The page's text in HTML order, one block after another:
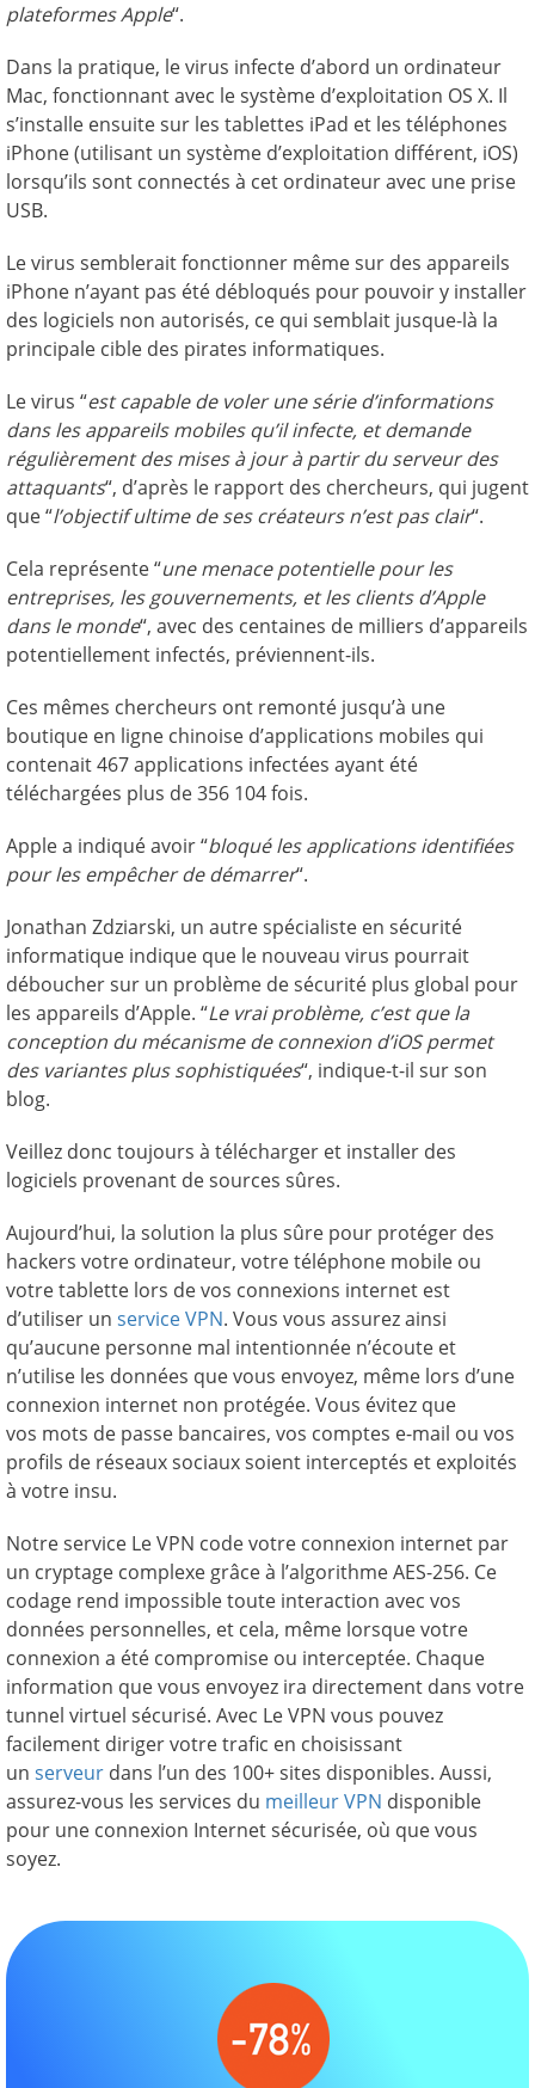
plateformes Apple“.
Dans la pratique, le virus infecte d’abord un ordinateur
Mac, fonctionnant avec le système d’exploitation OS X. Il
s’installe ensuite sur les tablettes iPad et les téléphones
iPhone (utilisant un système d’exploitation différent, iOS)
lorsqu’ils sont connectés à cet ordinateur avec une prise
USB.
Le virus semblerait fonctionner même sur des appareils
iPhone n’ayant pas été débloqués pour pouvoir y installer
des logiciels non autorisés, ce qui semblait jusque-là la
principale cible des pirates informatiques.
Le virus “est capable de voler une série d’informations
dans les appareils mobiles qu’il infecte, et demande
régulièrement des mises à jour à partir du serveur des
attaquants“, d’après le rapport des chercheurs, qui jugent
que “l’objectif ultime de ses créateurs n’est pas clair“.
Cela représente “une menace potentielle pour les
entreprises, les gouvernements, et les clients d’Apple
dans le monde“, avec des centaines de milliers d’appareils
potentiellement infectés, préviennent-ils.
Ces mêmes chercheurs ont remonté jusqu’à une
boutique en ligne chinoise d’applications mobiles qui
contenait 467 applications infectées ayant été
téléchargées plus de 356 104 fois.
Apple a indiqué avoir “bloqué les applications identifiées
pour les empêcher de démarrer“.
Jonathan Zdziarski, un autre spécialiste en sécurité
informatique indique que le nouveau virus pourrait
déboucher sur un problème de sécurité plus global pour
les appareils d’Apple. “Le vrai problème, c’est que la
conception du mécanisme de connexion d’iOS permet
des variantes plus sophistiquées“, indique-t-il sur son
blog.
Veillez donc toujours à télécharger et installer des
logiciels provenant de sources sûres.
Aujourd’hui, la solution la plus sûre pour protéger des
hackers votre ordinateur, votre téléphone mobile ou
votre tablette lors de vos connexions internet est
d’utiliser un service VPN. Vous vous assurez ainsi
qu’aucune personne mal intentionnée n’écoute et
n’utilise les données que vous envoyez, même lors d’une
connexion internet non protégée. Vous évitez que
vos mots de passe bancaires, vos comptes e-mail ou vos
profils de réseaux sociaux soient interceptés et exploités
à votre insu.
Notre service Le VPN code votre connexion internet par
un cryptage complexe grâce à l’algorithme AES-256. Ce
codage rend impossible toute interaction avec vos
données personnelles, et cela, même lorsque votre
connexion a été compromise ou interceptée. Chaque
information que vous envoyez ira directement dans votre
tunnel virtuel sécurisé. Avec Le VPN vous pouvez
facilement diriger votre trafic en choisissant
un serveur dans l’un des 100+ sites disponibles. Aussi,
assurez-vous les services du meilleur VPN disponible
pour une connexion Internet sécurisée, où que vous
soyez.